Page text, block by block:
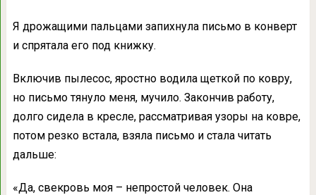
Я дрожащими пальцами запихнула письмо в конверт
и спрятала его под книжку.
Включив пылесос, яростно водила щеткой по ковру,
но письмо тянуло меня, мучило. Закончив работу,
долго сидела в кресле, рассматривая узоры на ковре,
потом резко встала, взяла письмо и стала читать
дальше:
«Да, свекровь моя – непростой человек. Она